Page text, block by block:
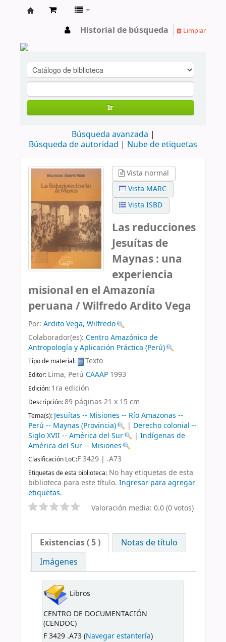
Historial de búsqueda Limpiar
Ir
Búsqueda avanzada
Búsqueda de autoridad
Nube de etiquetas
Vista normal
Vista MARC
Vista ISBD
Las reducciones
Jesuítas de
Maynas : una
experiencia
misional en el Amazonía
peruana /Wilfredo Ardito Vega
Por: Ardito Vega, Wilfredo
Colaborador(es): Centro Amazónico de
Antropología y Aplicación Práctica (Perú)
Tipo de material: Texto
Editor: Lima, Perú CAAAP 1993
Edición: 1ra edición
Descripción:89 páginas 21 x 15 cm
Tema(s): Jesuítas -- Misiones -- Río Amazonas --
Perú -- Maynas (Provincia)
| Derecho colonial --
Siglo XVII -- América del Sur
|Indígenas de
América del Sur -- Misiones
Clasificación LoC:F 3429 | .A73
Etiquetas de esta biblioteca: No hay etiquetas de esta
biblioteca para este título. Ingresar para agregar
etiquetas.
Valoración media: 0.0 (0 votos)
Existencias( 5 )
Notas de título
Imágenes
Libros
CENTRO DE DOCUMENTACIÓN
(CENDOC)
F 3429 .A73 (Navegar estantería)